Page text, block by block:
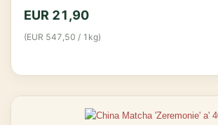
EUR 21,90
(EUR 547,50 / 1kg)